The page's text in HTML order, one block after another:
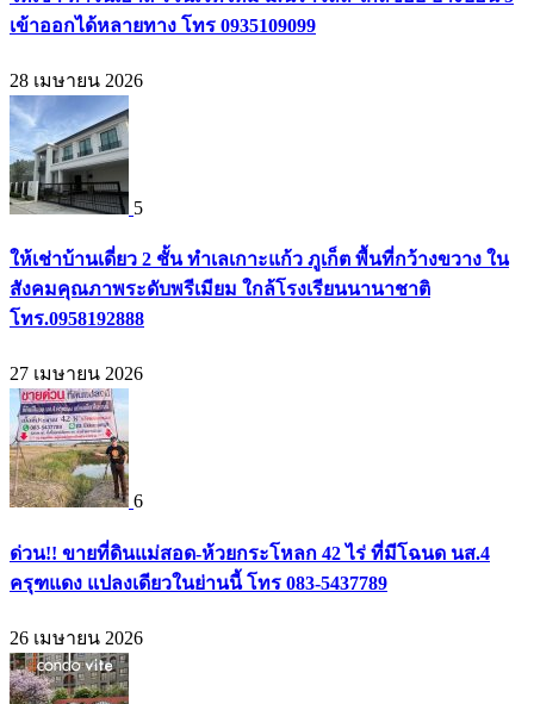
เข้าออกได้หลายทาง โทร 0935109099
28 เมษายน 2026
5
ให้เช่าบ้านเดี่ยว 2 ชั้น ทำเลเกาะแก้ว ภูเก็ต พื้นที่กว้างขวาง ใน
สังคมคุณภาพระดับพรีเมียม ใกล้โรงเรียนนานาชาติ
โทร.0958192888
27 เมษายน 2026
6
ด่วน!! ขายที่ดินแม่สอด-ห้วยกระโหลก 42 ไร่ ที่มีโฉนด นส.4
ครุฑแดง แปลงเดียวในย่านนี้ โทร 083-5437789
26 เมษายน 2026